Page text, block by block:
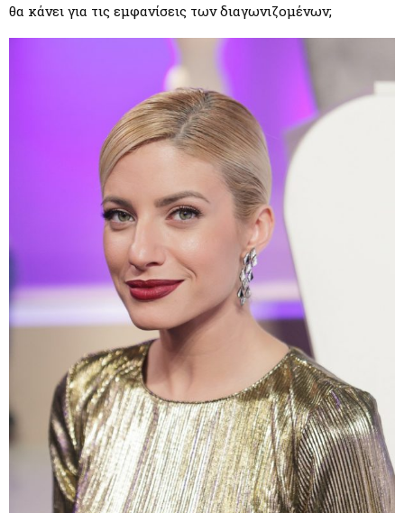
θα κάνει για τις εμφανίσεις των διαγωνιζομένων;